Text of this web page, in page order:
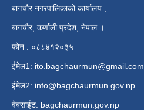
बागचौर नगरपालिकाको कार्यालय ,
बागचौर, कर्णाली प्रदेश, नेपाल ।
फोन : ०८८४१२०३५
ईमेल1: ito.bagchaurmun@gmail.com
ईमेल2: info@bagchaurmun.gov.np
वे‍बसाईट: bagchaurmun.gov.np